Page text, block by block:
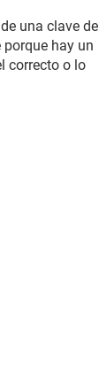
una clave de
hay un
correcto o lo